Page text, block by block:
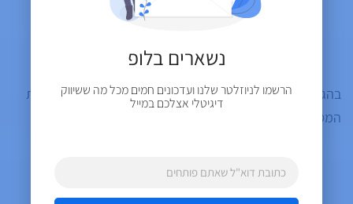
בהגדרות של התג החדש, הכניסו תחת Measurement ID את
המספר שקיבלתם בהוראות של גוגל קודם (מתחיל באות G):
נשארים בלופ
הרשמו לניוזלטר שלנו ועדכונים חמים מכל מה ששיווק
דיגיטלי אצלכם במייל